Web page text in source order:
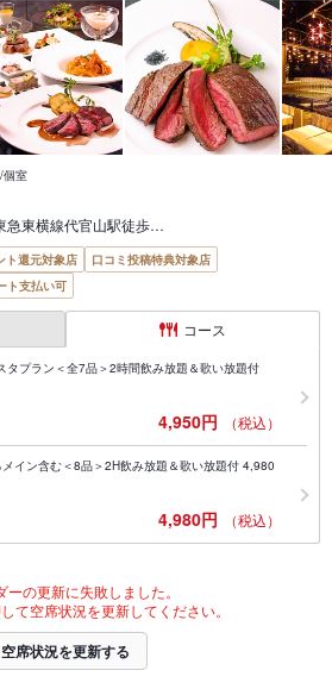
個室
急東横線代官山駅徒歩…
ト還元対象店
口コミ投稿特典対象店
ト支払い可
コース
タプラン＜全7品＞2時間飲み放題＆歌い放題付
4,950円 （税込）
メイン含む＜8品＞2H飲み放題＆歌い放題付 4,980
4,980円 （税込）
ーの更新に失敗しました。
て空席状況を更新してください。
空席状況を更新する